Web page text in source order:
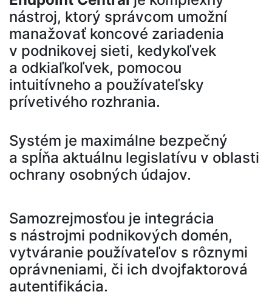
nástroj, ktorý správcom umožní
manažovať koncové zariadenia
v podnikovej sieti, kedykoľvek
a odkiaľkoľvek, pomocou
intuitívneho a používateľsky
prívetivého rozhrania.
Systém je maximálne bezpečný
a spĺňa aktuálnu legislatívu v oblasti
ochrany osobných údajov.
Samozrejmosťou je integrácia
s nástrojmi podnikových domén,
vytváranie používateľov s rôznymi
oprávneniami, či ich dvojfaktorová
autentifikácia.